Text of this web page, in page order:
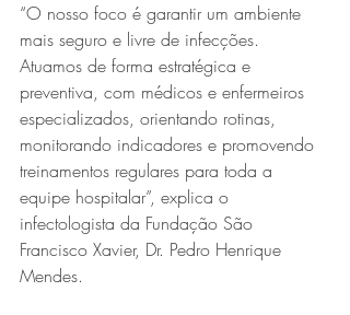
“O nosso foco é garantir um ambiente
mais seguro e livre de infecções.
Atuamos de forma estratégica e
preventiva, com médicos e enfermeiros
especializados, orientando rotinas,
monitorando indicadores e promovendo
treinamentos regulares para toda a
equipe hospitalar”, explica o
infectologista da Fundação São
Francisco Xavier, Dr. Pedro Henrique
Mendes.